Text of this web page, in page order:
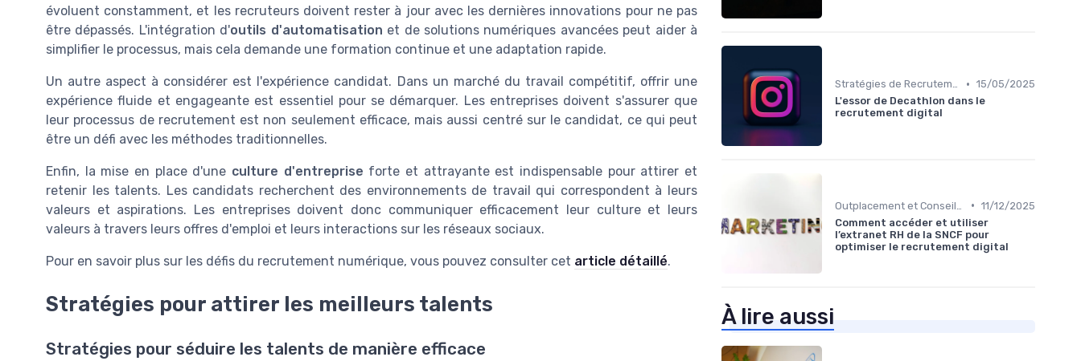
évoluent constamment, et les recruteurs doivent rester à jour avec les dernières innovations pour ne pas
être dépassés. L'intégration d'outils d'automatisation et de solutions numériques avancées peut aider à
simplifier le processus, mais cela demande une formation continue et une adaptation rapide.
Un autre aspect à considérer est l'expérience candidat. Dans un marché du travail compétitif, offrir une
expérience fluide et engageante est essentiel pour se démarquer. Les entreprises doivent s'assurer que
leur processus de recrutement est non seulement efficace, mais aussi centré sur le candidat, ce qui peut
être un défi avec les méthodes traditionnelles.
Enfin, la mise en place d'une culture d'entreprise forte et attrayante est indispensable pour attirer et
retenir les talents. Les candidats recherchent des environnements de travail qui correspondent à leurs
valeurs et aspirations. Les entreprises doivent donc communiquer efficacement leur culture et leurs
valeurs à travers leurs offres d'emploi et leurs interactions sur les réseaux sociaux.
Pour en savoir plus sur les défis du recrutement numérique, vous pouvez consulter cet article détaillé.
Stratégies pour attirer les meilleurs talents
Stratégies pour séduire les talents de manière efficace
Stratégies de Recrutement Digital • 15/05/2025
L'essor de Decathlon dans le
recrutement digital
• 11/12/2025
Comment accéder et utiliser
l’extranet RH de la SNCF pour
optimiser le recrutement digital
À lire aussi